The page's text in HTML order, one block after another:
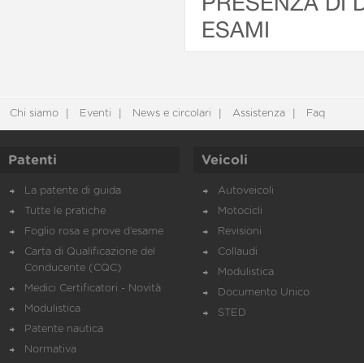
ESAMI
Chi siamo Eventi News e circolari Assistenza Faq
Patenti
La patente di guida
Tutte le pratiche
Foglio rosa e prove d’esame
Carta di Qualificazione del
Conducente (CQC)
Medici Certificatori - Novità
Modulistica
Patente nautica
Normativa
Veicoli
Autoveicoli
Motocicli
Revisioni
Collaudi
Modulistica
Documento Unico
STED